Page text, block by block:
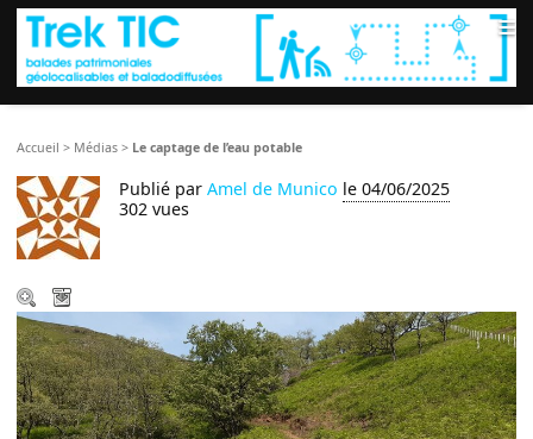
≡
Accueil > Médias > Le captage de l’eau potable
Publié parAmel de Munico le 04/06/2025
302 vues